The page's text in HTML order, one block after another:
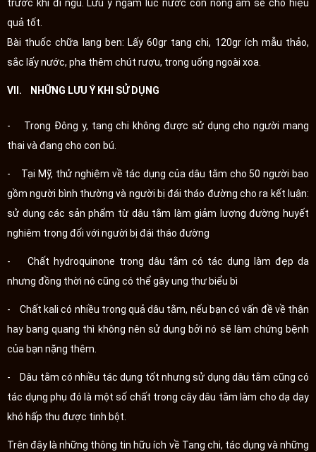
trước khi đi ngủ. Lưu ý ngâm lúc nước còn nóng ấm sẽ cho hiệu
quả tốt.
Bài thuốc chữa lang ben: Lấy 60gr tang chi, 120gr ích mẫu thảo,
sắc lấy nước, pha thêm chút rượu, trong uống ngoài xoa.
VII. NHỮNG LƯU Ý KHI SỬ DỤNG
- Trong Đông y, tang chi không được sử dụng cho người mang
thai và đang cho con bú.
- Tại Mỹ, thử nghiệm về tác dụng của dâu tằm cho 50 người bao
gồm người bình thường và người bị đái tháo đường cho ra kết luận:
sử dụng các sản phẩm từ dâu tằm làm giảm lượng đường huyết
nghiêm trọng đối với người bị đái tháo đường
- Chất hydroquinone trong dâu tằm có tác dụng làm đẹp da
nhưng đồng thời nó cũng có thể gây ung thư biểu bì
- Chất kali có nhiều trong quả dâu tằm, nếu bạn có vấn đề về thận
hay bang quang thì không nên sử dụng bởi nó sẽ làm chứng bệnh
của bạn nặng thêm.
- Dâu tằm có nhiều tác dụng tốt nhưng sử dụng dâu tằm cũng có
tác dụng phụ đó là một số chất trong cây dâu tằm làm cho dạ dạy
khó hấp thu được tinh bột.
Trên đây là những thông tin hữu ích về Tang chi, tác dụng và những